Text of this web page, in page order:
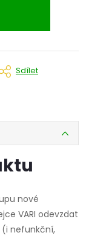
Sdílet
nové
VARI odevzdat
nefunkční,